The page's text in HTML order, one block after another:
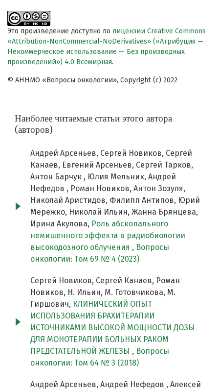
Это произведение доступно по лицензии Creative Commons
«Attribution-NonCommercial-NoDerivatives» («Атрибуция —
Некоммерческое использование — Без производных
произведений») 4.0 Всемирная.
© АННМО «Вопросы онкологии», Copyright (c) 2022
Наиболее читаемые статьи этого автора
(авторов)
Андрей Арсеньев, Сергей Новиков, Сергей
Канаев, Евгений Арсеньев, Сергей Тарков,
Антон Барчук , Юлия Мельник, Андрей
Нефедов , Роман Новиков, Антон Зозуля,
Николай Аристидов, Филипп Антипов, Юрий
Мережко, Николай Ильин, Жанна Брянцева,
Ирина Акулова, Роль абскопального
немишенного эффекта в радиобиологии
высокодозного облучения , Вопросы
онкологии: Том 69 № 4 (2023)
Сергей Новиков, Сергей Канаев, Роман
Новиков, Н. Ильин, М. Готовчикова, М.
Гиршович, КЛИНИЧЕСКИЙ ОПЫТ
ИСПОЛЬЗОВАНИЯ БРАХИТЕРАПИИ
ИСТОЧНИКАМИ ВЫСОКОЙ МОЩНОСТИ ДОЗЫ
ДЛЯ МОНОТЕРАПИИ БОЛЬНЫХ РАКОМ
ПРЕДСТАТЕЛЬНОЙ ЖЕЛЕЗЫ , Вопросы
онкологии: Том 64 № 3 (2018)
Андрей Арсеньев, Андрей Нефедов , Алексей